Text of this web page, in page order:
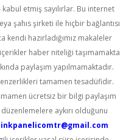
etmiş sayılırlar. Bu internet
şahıs şirketi ile hiçbir bağlantısı
kendi hazırladığımız makaleler
haber niteliği taşımamakta
paylaşım yapılmamaktadır.
tamamen tesadüfidir.
ücretsiz bir bilgi paylaşım
aykırı olduğunu